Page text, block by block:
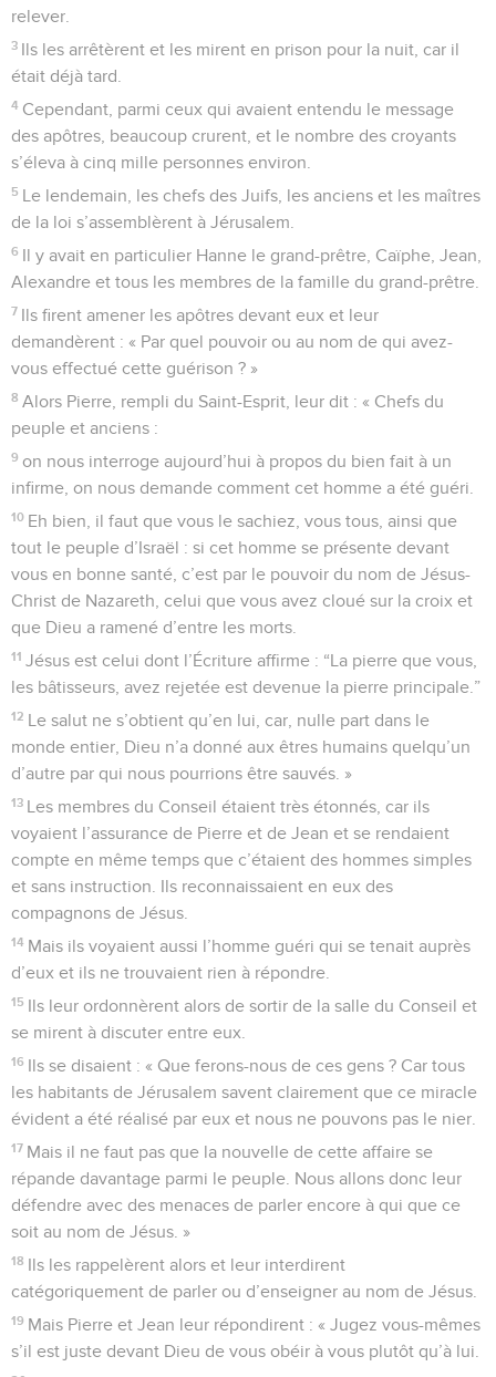
relever.
3 Ils les arrêtèrent et les mirent en prison pour la nuit, car il
était déjà tard.
4 Cependant, parmi ceux qui avaient entendu le message
des apôtres, beaucoup crurent, et le nombre des croyants
s’éleva à cinq mille personnes environ.
5 Le lendemain, les chefs des Juifs, les anciens et les maîtres
de la loi s’assemblèrent à Jérusalem.
6 Il y avait en particulier Hanne le grand-prêtre, Caïphe, Jean,
Alexandre et tous les membres de la famille du grand-prêtre.
7 Ils firent amener les apôtres devant eux et leur
demandèrent : « Par quel pouvoir ou au nom de qui avez-
vous effectué cette guérison ? »
8 Alors Pierre, rempli du Saint-Esprit, leur dit : « Chefs du
peuple et anciens :
9 on nous interroge aujourd’hui à propos du bien fait à un
infirme, on nous demande comment cet homme a été guéri.
10 Eh bien, il faut que vous le sachiez, vous tous, ainsi que
tout le peuple d’Israël : si cet homme se présente devant
vous en bonne santé, c’est par le pouvoir du nom de Jésus-
Christ de Nazareth, celui que vous avez cloué sur la croix et
que Dieu a ramené d’entre les morts.
11 Jésus est celui dont l’Écriture affirme : “La pierre que vous,
les bâtisseurs, avez rejetée est devenue la pierre principale.”
12 Le salut ne s’obtient qu’en lui, car, nulle part dans le
monde entier, Dieu n’a donné aux êtres humains quelqu’un
d’autre par qui nous pourrions être sauvés. »
13 Les membres du Conseil étaient très étonnés, car ils
voyaient l’assurance de Pierre et de Jean et se rendaient
compte en même temps que c’étaient des hommes simples
et sans instruction. Ils reconnaissaient en eux des
compagnons de Jésus.
14 Mais ils voyaient aussi l’homme guéri qui se tenait auprès
d’eux et ils ne trouvaient rien à répondre.
15 Ils leur ordonnèrent alors de sortir de la salle du Conseil et
se mirent à discuter entre eux.
16 Ils se disaient : « Que ferons-nous de ces gens ? Car tous
les habitants de Jérusalem savent clairement que ce miracle
évident a été réalisé par eux et nous ne pouvons pas le nier.
17 Mais il ne faut pas que la nouvelle de cette affaire se
répande davantage parmi le peuple. Nous allons donc leur
défendre avec des menaces de parler encore à qui que ce
soit au nom de Jésus. »
18 Ils les rappelèrent alors et leur interdirent
catégoriquement de parler ou d’enseigner au nom de Jésus.
19 Mais Pierre et Jean leur répondirent : « Jugez vous-mêmes
s’il est juste devant Dieu de vous obéir à vous plutôt qu’à lui.